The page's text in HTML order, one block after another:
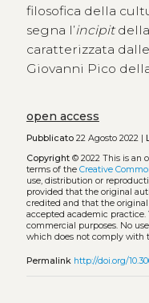
filosofica della
segna l’incipitdella
caratterizzata
Giovanni Pico
open access
Pubblicato22 Agosto 2022 |
Copyright© 2022 This is an
terms of the Creative
use, distribution or
provided that the original
credited and that the
accepted academic
commercial purposes. No
which does not comply with
Permalink http://doi.org/